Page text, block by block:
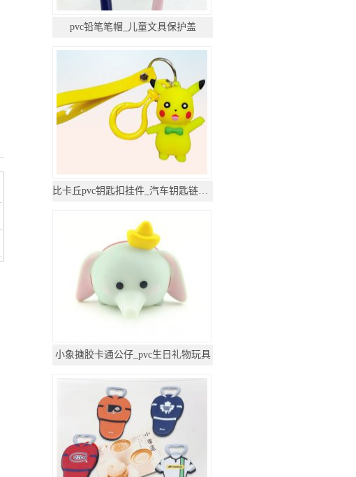
pvc铅笔笔帽_儿童文具保护盖
比卡丘pvc钥匙扣挂件_汽车钥匙链公仔挂饰
小象搪胶卡通公仔_pvc生日礼物玩具